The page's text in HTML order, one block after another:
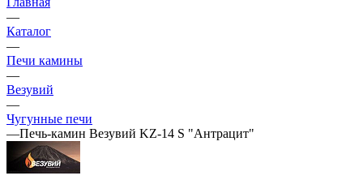
—
Каталог
—
Печи камины
—
Везувий
—
Чугунные печи
—Печь-камин Везувий KZ-14 S "Антрацит"